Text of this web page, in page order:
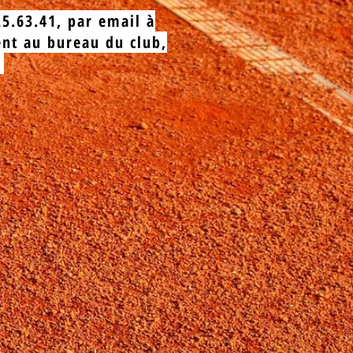
par email à
au bureau du club,